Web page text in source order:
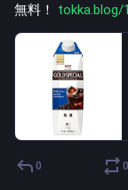
無料！ tokka.blog/
0 0